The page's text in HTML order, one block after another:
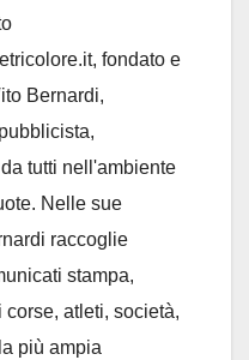
fondato e
Bernardi,
tutti nell'ambiente
Nelle sue
raccoglie
stampa,
corse, atleti, società,
più ampia